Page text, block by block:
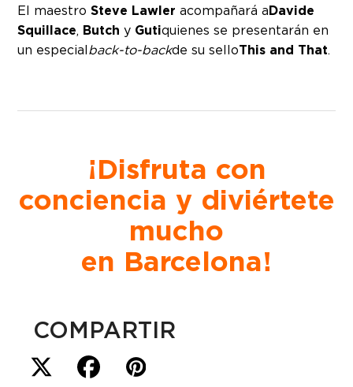
El maestroSteve Lawler acompañará aDavide
Squillace, Butch y Gutiquienes se presentarán en
un especialback-to-backde su selloThis and That.
¡Disfruta con
conciencia y diviértete
mucho
en Barcelona!
COMPARTIR